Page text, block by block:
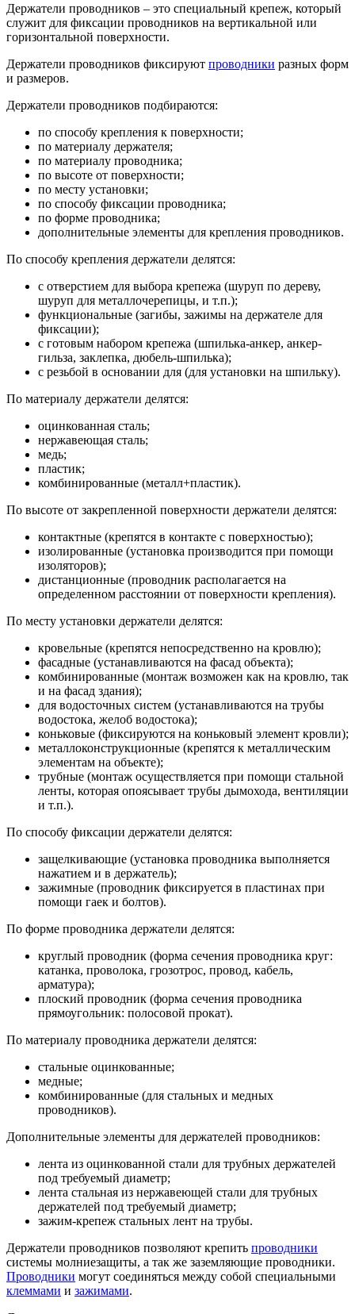
Держатели проводников – это специальный крепеж, который
служит для фиксации проводников на вертикальной или
горизонтальной поверхности.
Держатели проводников фиксируют проводники разных форм
и размеров.
Держатели проводников подбираются:
по способу крепления к поверхности;
по материалу держателя;
по материалу проводника;
по высоте от поверхности;
по месту установки;
по способу фиксации проводника;
по форме проводника;
дополнительные элементы для крепления проводников.
По способу крепления держатели делятся:
с отверстием для выбора крепежа (шуруп по дереву,
шуруп для металлочерепицы, и т.п.);
функциональные (загибы, зажимы на держателе для
фиксации);
с готовым набором крепежа (шпилька-анкер, анкер-
гильза, заклепка, дюбель-шпилька);
с резьбой в основании для (для установки на шпильку).
По материалу держатели делятся:
оцинкованная сталь;
нержавеющая сталь;
медь;
пластик;
комбинированные (металл+пластик).
По высоте от закрепленной поверхности держатели делятся:
контактные (крепятся в контакте с поверхностью);
изолированные (установка производится при помощи
изоляторов);
дистанционные (проводник располагается на
определенном расстоянии от поверхности крепления).
По месту установки держатели делятся:
кровельные (крепятся непосредственно на кровлю);
фасадные (устанавливаются на фасад объекта);
комбинированные (монтаж возможен как на кровлю, так
и на фасад здания);
для водосточных систем (устанавливаются на трубы
водостока, желоб водостока);
коньковые (фиксируются на коньковый элемент кровли);
металлоконструкционные (крепятся к металлическим
элементам на объекте);
трубные (монтаж осуществляется при помощи стальной
ленты, которая опоясывает трубы дымохода, вентиляции
и т.п.).
По способу фиксации держатели делятся:
защелкивающие (установка проводника выполняется
нажатием и в держатель);
зажимные (проводник фиксируется в пластинах при
помощи гаек и болтов).
По форме проводника держатели делятся:
круглый проводник (форма сечения проводника круг:
катанка, проволока, грозотрос, провод, кабель,
арматура);
плоский проводник (форма сечения проводника
прямоугольник: полосовой прокат).
По материалу проводника держатели делятся:
стальные оцинкованные;
медные;
комбинированные (для стальных и медных
проводников).
Дополнительные элементы для держателей проводников:
лента из оцинкованной стали для трубных держателей
под требуемый диаметр;
лента стальная из нержавеющей стали для трубных
держателей под требуемый диаметр;
зажим-крепеж стальных лент на трубы.
Держатели проводников позволяют крепить проводники
системы молниезащиты, а так же заземляющие проводники.
Проводники могут соединяться между собой специальными
клеммами и зажимами.